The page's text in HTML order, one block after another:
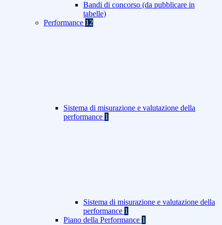
Bandi di concorso (da pubblicare in
tabelle)
Performance 12
Sistema di misurazione e valutazione della
performance 1
Sistema di misurazione e valutazione della
performance 1
Piano della Performance 1